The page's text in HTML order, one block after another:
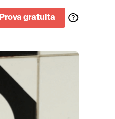
Prova gratuita